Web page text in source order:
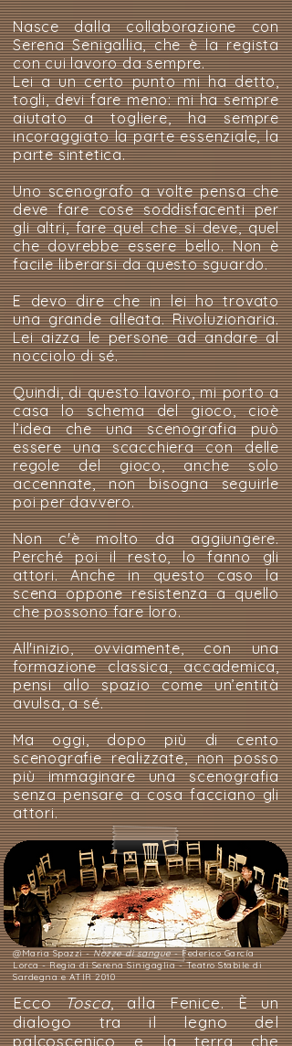
Nasce dalla collaborazione con
Serena Senigallia, che è la regista
con cui lavoro da sempre.
Lei a un certo punto mi ha detto,
togli, devi fare meno: mi ha sempre
aiutato a togliere, ha sempre
incoraggiato la parte essenziale, la
parte sintetica.
Uno scenografo a volte pensa che
deve fare cose soddisfacenti per
gli altri, fare quel che si deve, quel
che dovrebbe essere bello. Non è
facile liberarsi da questo sguardo.
E devo dire che in lei ho trovato
una grande alleata. Rivoluzionaria.
Lei aizza le persone ad andare al
nocciolo di sé.
Quindi, di questo lavoro, mi porto a
casa lo schema del gioco, cioè
l’idea che una scenografia può
essere una scacchiera con delle
regole del gioco, anche solo
accennate, non bisogna seguirle
poi per davvero.
Non c'è molto da aggiungere.
Perché poi il resto, lo fanno gli
attori. Anche in questo caso la
scena oppone resistenza a quello
che possono fare loro.
All'inizio, ovviamente, con una
formazione classica, accademica,
pensi allo spazio come un’entità
avulsa, a sé.
Ma oggi, dopo più di cento
scenografie realizzate, non posso
più immaginare una scenografia
senza pensare a cosa facciano gli
attori.
@Maria Spazzi -Nozze di sangue- Federico García
Lorca - Regia di Serena Sinigaglia - Teatro Stabile di
Sardegna e ATIR 2010
EccoTosca, alla Fenice. È un
dialogo tra il legno del
palcoscenico e la terra che